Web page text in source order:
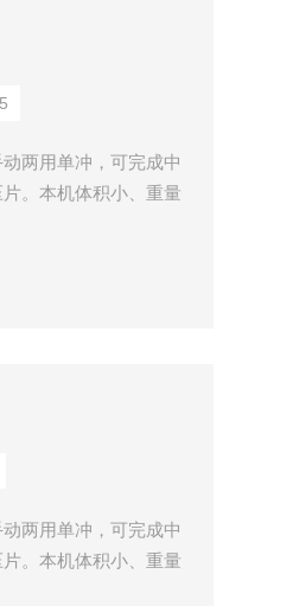
两用单冲，可完成中
。本机体积小、重量
两用单冲，可完成中
。本机体积小、重量